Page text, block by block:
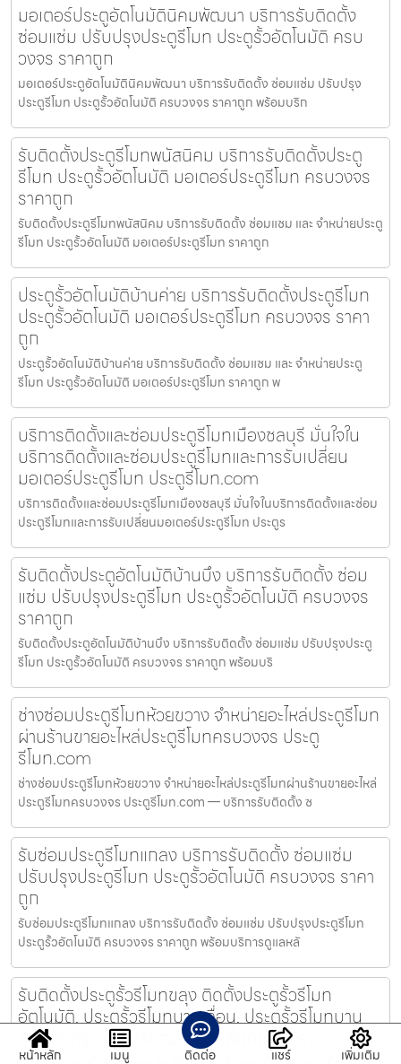
มอเตอร์ประตูอัตโนมัตินิคมพัฒนา บริการรับติดตั้ง
ซ่อมแซ่ม ปรับปรุงประตูรีโมท ประตูรั้วอัตโนมัติ ครบ
วงจร ราคาถูก
มอเตอร์ประตูอัตโนมัตินิคมพัฒนา บริการรับติดตั้ง ซ่อมแซ่ม ปรับปรุง
ประตูรีโมท ประตูรั้วอัตโนมัติ ครบวงจร ราคาถูก พร้อมบริก
รับติดตั้งประตูรีโมทพนัสนิคม บริการรับติดตั้งประตู
รีโมท ประตูรั้วอัตโนมัติ มอเตอร์ประตูรีโมท ครบวงจร
ราคาถูก
รับติดตั้งประตูรีโมทพนัสนิคม บริการรับติดตั้ง ซ่อมแซม และ จำหน่ายประตู
รีโมท ประตูรั้วอัตโนมัติ มอเตอร์ประตูรีโมท ราคาถูก
ประตูรั้วอัตโนมัติบ้านค่าย บริการรับติดตั้งประตูรีโมท
ประตูรั้วอัตโนมัติ มอเตอร์ประตูรีโมท ครบวงจร ราคา
ถูก
ประตูรั้วอัตโนมัติบ้านค่าย บริการรับติดตั้ง ซ่อมแซม และ จำหน่ายประตู
รีโมท ประตูรั้วอัตโนมัติ มอเตอร์ประตูรีโมท ราคาถูก พ
บริการติดตั้งและซ่อมประตูรีโมทเมืองชลบุรี มั่นใจใน
บริการติดตั้งและซ่อมประตูรีโมทและการรับเปลี่ยน
มอเตอร์ประตูรีโมท ประตูรีโมท.com
บริการติดตั้งและซ่อมประตูรีโมทเมืองชลบุรี มั่นใจในบริการติดตั้งและซ่อม
ประตูรีโมทและการรับเปลี่ยนมอเตอร์ประตูรีโมท ประตูร
รับติดตั้งประตูอัตโนมัติบ้านบึง บริการรับติดตั้ง ซ่อม
แซ่ม ปรับปรุงประตูรีโมท ประตูรั้วอัตโนมัติ ครบวงจร
ราคาถูก
รับติดตั้งประตูอัตโนมัติบ้านบึง บริการรับติดตั้ง ซ่อมแซ่ม ปรับปรุงประตู
รีโมท ประตูรั้วอัตโนมัติ ครบวงจร ราคาถูก พร้อมบริ
ช่างซ่อมประตูรีโมทห้วยขวาง จำหน่ายอะไหล่ประตูรีโมท
ผ่านร้านขายอะไหล่ประตูรีโมทครบวงจร ประตู
รีโมท.com
ช่างซ่อมประตูรีโมทห้วยขวาง จำหน่ายอะไหล่ประตูรีโมทผ่านร้านขายอะไหล่
ประตูรีโมทครบวงจร ประตูรีโมท.com — บริการรับติดตั้ง ซ
รับซ่อมประตูรีโมทแกลง บริการรับติดตั้ง ซ่อมแซ่ม
ปรับปรุงประตูรีโมท ประตูรั้วอัตโนมัติ ครบวงจร ราคา
ถูก
รับซ่อมประตูรีโมทแกลง บริการรับติดตั้ง ซ่อมแซ่ม ปรับปรุงประตูรีโมท
ประตูรั้วอัตโนมัติ ครบวงจร ราคาถูก พร้อมบริการดูแลหลั
รับติดตั้งประตูรั้วรีโมทขลุง ติดตั้งประตูรั้วรีโมท
อัตโนมัติ, ประตูรั้วรีโมทบานเลื่อน, ประตูรั้วรีโมทบาน
สวิง ทั่วกรุงเทพ ปริมณฑล และพื้นที่ใกล้เคียง
หน้าหลัก เมนู ติดต่อ แชร์ เพิ่มเติม